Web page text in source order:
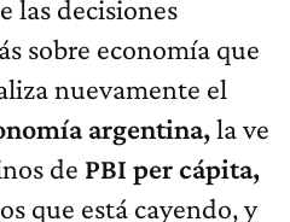
las decisiones
sobre economía que
nuevamente el
argentina,la ve
de PBI per cápita,
que está cayendo, y